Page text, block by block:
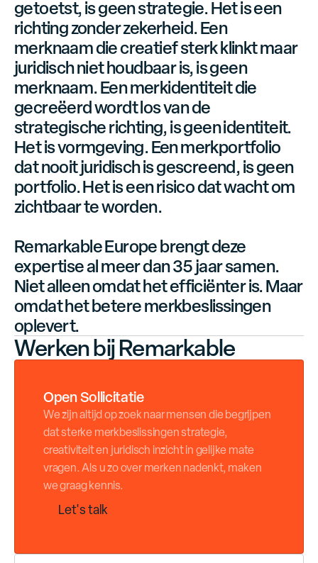
getoetst, is geen strategie. Het is een
richting zonder zekerheid. Een
merknaam die creatief sterk klinkt maar
juridisch niet houdbaar is, is geen
merknaam. Een merkidentiteit die
gecreëerd wordt los van de
strategische richting, is geen identiteit.
Het is vormgeving. Een merkportfolio
dat nooit juridisch is gescreend, is geen
portfolio. Het is een risico dat wacht om
zichtbaar te worden.
Remarkable Europe brengt deze
expertise al meer dan 35 jaar samen.
Niet alleen omdat het efficiënter is. Maar
omdat het betere merkbeslissingen
oplevert.
Werken bij Remarkable
Open Sollicitatie
We zijn altijd op zoek naar mensen die begrijpen
dat sterke merkbeslissingen strategie,
creativiteit en juridisch inzicht in gelijke mate
vragen. Als u zo over merken nadenkt, maken
we graag kennis.
Let'stalk